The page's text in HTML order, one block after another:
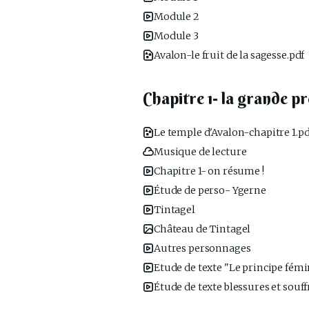
Module 2
Module 3
Avalon-le fruit de la sagesse.pdf
Chapitre 1- la grande
Le temple d'Avalon-chapitre
Musique de lecture
Chapitre 1- on résume !
Étude de perso- Ygerne
Tintagel
Château de Tintagel
Autres personnages
Etude de texte "Le principe
Étude de texte blessures et